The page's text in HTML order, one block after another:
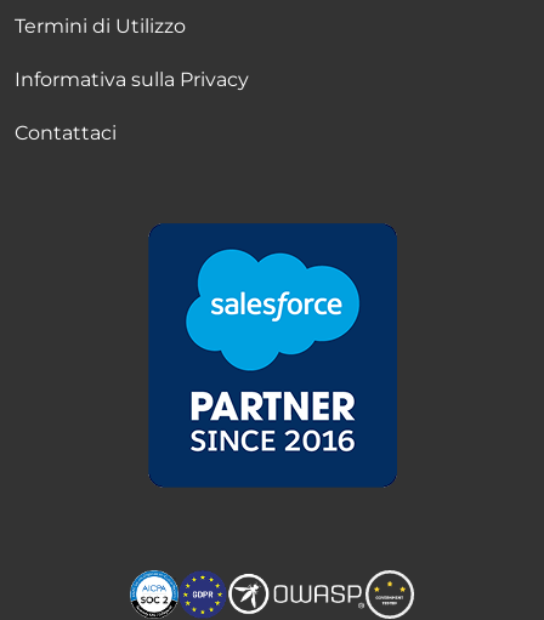
Termini di Utilizzo
Informativa sulla Privacy
Contattaci